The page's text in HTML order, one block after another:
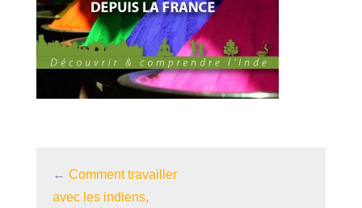
← Comment travailler
avec les indiens,